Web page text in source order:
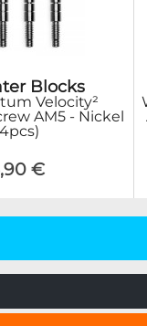
Blocks
Velocity²
AM5 - Nickel
€